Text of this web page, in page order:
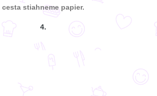
cesta stiahneme papier.
4.